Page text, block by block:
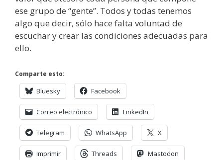
ese grupo de “gente”. Todos y todas tenemos
algo que decir, sólo hace falta voluntad de
escuchar y crear las condiciones adecuadas para
ello.
Comparte esto:
Bluesky Facebook
Correo electrónico LinkedIn
Telegram WhatsApp X
Imprimir Threads Mastodon